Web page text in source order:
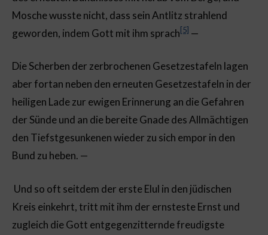
Mosche wusste nicht, dass sein Antlitz strahlend
geworden, indem Gott mit ihm sprach[5] —
Die Scherben der zerbrochenen Gesetzestafeln lagen
aber fortan neben den erneuten Gesetzestafeln in der
heiligen Lade zur ewigen Erinnerung an die Gefahren
der Sünde und an die bereite Gnade des Allmächtigen
den Tiefstgesunkenen wieder zu sich empor in den
Bund zu heben. —
Und so oft seitdem der erste Elul in den jüdischen
Kreis einkehrt, tritt mit ihm der ernsteste Ernst und
zugleich die Gott entgegenzitternde freudigste